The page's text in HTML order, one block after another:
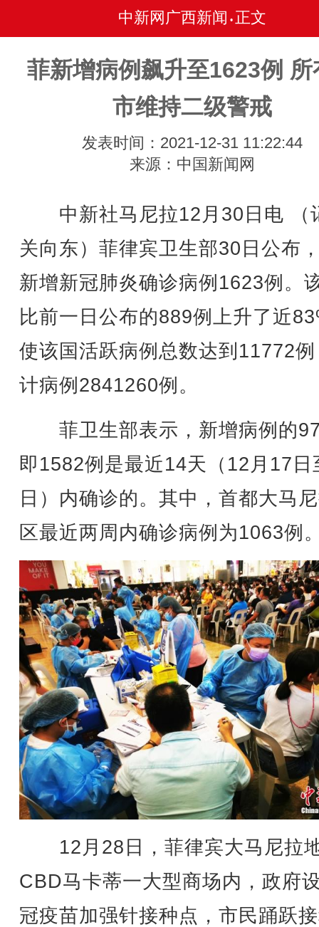
中新网广西新闻 • 正文
菲新增病例飙升至1623例 所
市维持二级警戒
发表时间：2021-12-31 11:22:44
来源：中国新闻网
中新社马尼拉12月30日电 （
关向东）菲律宾卫生部30日公布
新增新冠肺炎确诊病例1623例。
比前一日公布的889例上升了近
使该国活跃病例总数达到11772
计病例2841260例。
菲卫生部表示，新增病例的
即1582例是最近14天（12月17日
日）内确诊的。其中，首都大马
区最近两周内确诊病例为1063例
12月28日，菲律宾大马尼拉
CBD马卡蒂一大型商场内，政府
冠疫苗加强针接种点，市民踊跃